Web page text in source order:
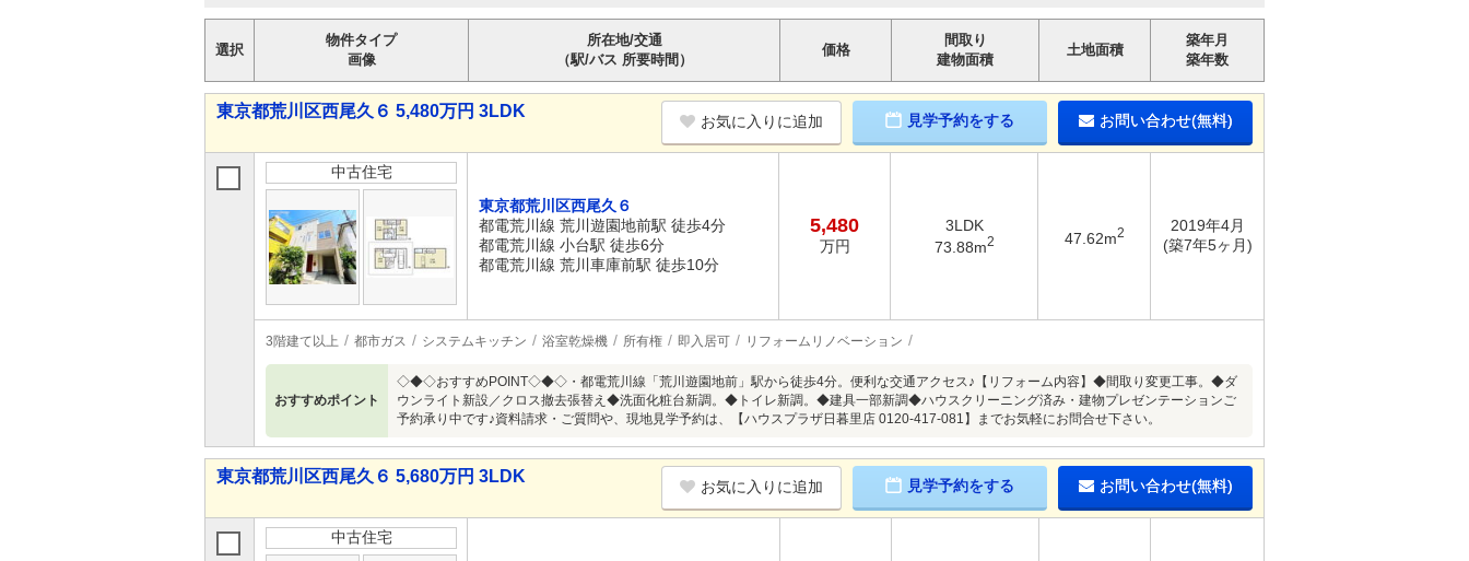
選択
物件タイプ
画像
所在地/交通
（駅/バス 所要時間）
価格
間取り
建物面積
土地面積
築年月
築年数
東京都荒川区西尾久６ 5,480万円 3LDK
お気に入りに追加 見学予約をする お問い合わせ(無料)
中古住宅
東京都荒川区西尾久６
都電荒川線 荒川遊園地前駅 徒歩4分
都電荒川線 小台駅 徒歩6分
都電荒川線 荒川車庫前駅 徒歩10分
5,480
万円
3LDK
73.88m2 47.62m2
2019年4月
(築7年5ヶ月)
3階建て以上 都市ガス システムキッチン 浴室乾燥機 所有権 即入居可 リフォームリノベーション
おすすめポイント
◇◆◇おすすめPOINT◇◆◇・都電荒川線「荒川遊園地前」駅から徒歩4分。便利な交通アクセス♪【リフォーム内容】◆間取り変更工事。◆ダ
ウンライト新設／クロス撤去張替え◆洗面化粧台新調。◆トイレ新調。◆建具一部新調◆ハウスクリーニング済み・建物プレゼンテーションご
予約承り中です♪資料請求・ご質問や、現地見学予約は、【ハウスプラザ日暮里店 0120-417-081】までお気軽にお問合せ下さい。
東京都荒川区西尾久６ 5,680万円 3LDK
お気に入りに追加 見学予約をする お問い合わせ(無料)
中古住宅